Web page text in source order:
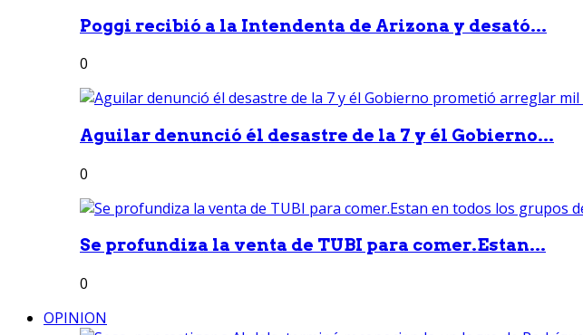
Poggi recibió a la Intendenta de Arizona y desató...
0
Aguilar denunció él desastre de la 7 y él Gobierno...
0
Se profundiza la venta de TUBI para comer.Estan...
0
OPINION